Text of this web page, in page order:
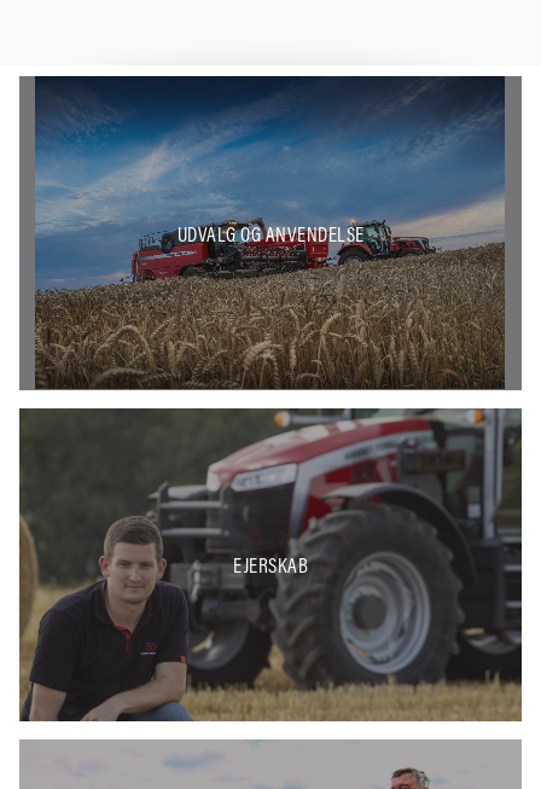
UDVALG OG ANVENDELSE
EJERSKAB